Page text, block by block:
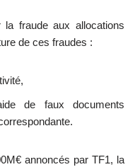
fraude aux allocations
de ces fraudes :
de faux documents
annoncés par TF1, la